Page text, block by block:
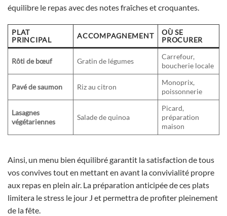
équilibre le repas avec des notes fraîches et croquantes.
PLAT
PRINCIPAL
ACCOMPAGNEMENT
OÙ SE
PROCURER
Rôti de bœuf Gratin de légumes
Carrefour,
boucherie locale
Pavé de saumon Riz au citron
Monoprix,
poissonnerie
Lasagnes
végétariennes
Salade de quinoa
Picard,
préparation
maison
Ainsi, un menu bien équilibré garantit la satisfaction de tous
vos convives tout en mettant en avant la convivialité propre
aux repas en plein air. La préparation anticipée de ces plats
limitera le stress le jour J et permettra de profiter pleinement
de la fête.